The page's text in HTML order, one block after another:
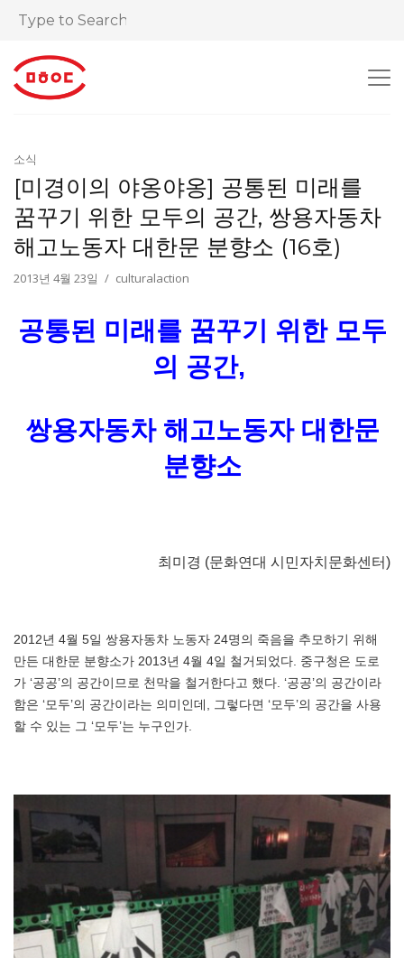
소식
[미경이의 야옹야옹] 공통된 미래를
꿈꾸기 위한 모두의 공간, 쌍용자동차
해고노동자 대한문 분향소 (16호)
2013년 4월 23일 culturalaction
공통된 미래를 꿈꾸기 위한 모두
의 공간,
쌍용자동차 해고노동자 대한문
분향소
최미경 (문화연대 시민자치문화센터)
2012년 4월 5일 쌍용자동차 노동자 24명의 죽음을 추모하기 위해
만든 대한문 분향소가 2013년 4월 4일 철거되었다. 중구청은 도로
가 ‘공공’의 공간이므로 천막을 철거한다고 했다. ‘공공’의 공간이라
함은 ‘모두’의 공간이라는 의미인데, 그렇다면 ‘모두’의 공간을 사용
할 수 있는 그 ‘모두’는 누구인가.